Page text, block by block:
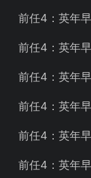
前任4：英年
前任4：英年
前任4：英年
前任4：英年
前任4：英年
前任4：英年